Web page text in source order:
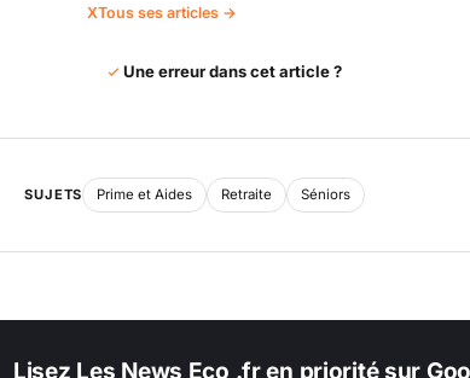
XTous ses articles →
Une erreur dans cet article ?
SUJETS Prime et Aides Retraite Séniors
Lisez Les News Eco .fr en priorité sur